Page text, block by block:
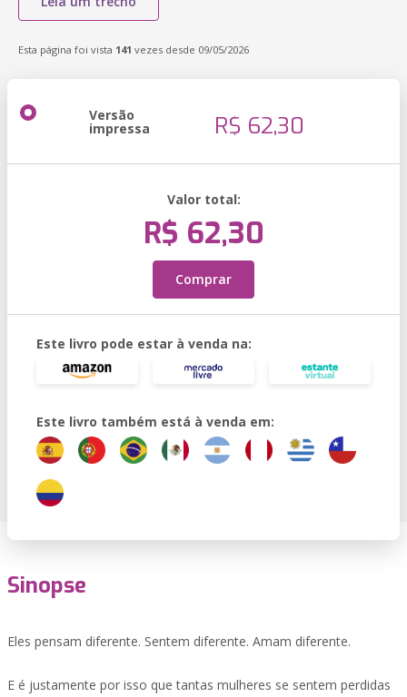
Esta página foi vista 141 vezes desde 09/05/2026
Versão
impressa R$ 62,30
Valor total:
R$ 62,30
Comprar
Este livro pode estar à venda na:
Este livro também está à venda em:
Sinopse
Eles pensam diferente. Sentem diferente. Amam diferente.
E é justamente por isso que tantas mulheres se sentem perdidas